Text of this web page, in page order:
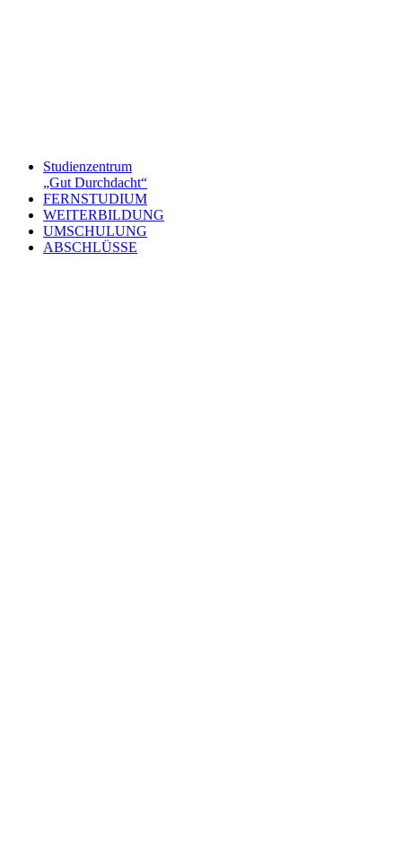
Studienzentrum
„Gut Durchdacht“
FERNSTUDIUM
WEITERBILDUNG
UMSCHULUNG
ABSCHLÜSSE